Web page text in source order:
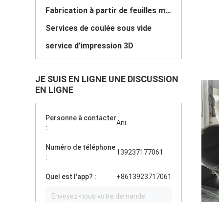
Fabrication à partir de feuilles métalliques
Services de coulée sous vide
service d'impression 3D
JE SUIS EN LIGNE UNE DISCUSSION
EN LIGNE
Personne à contacter
:
Ani
Numéro de téléphone
:
139237177061
Quel est l'app? : +8613923717061